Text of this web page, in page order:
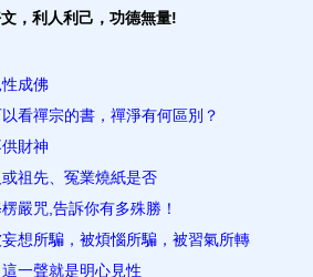
，利人利己，功德無量!
成佛
看禪宗的書，禪淨有何區別？
財神
祖先、冤業燒紙是否
嚴咒,告訴你有多殊勝！
想所騙，被煩惱所騙，被習氣所轉
一聲就是明心見性